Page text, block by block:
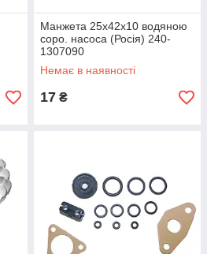
Манжета 25х42х10 водяною
соро. насоса (Росія) 240-
1307090
Немає в наявності
17 ₴